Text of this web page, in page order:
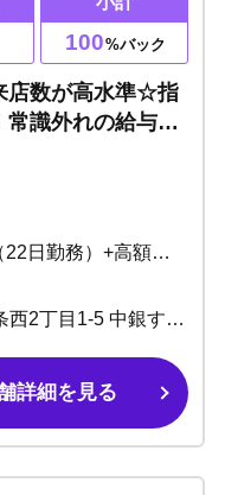
100%バック
店数が高水準☆指
識外れの給与シ
バック ※レギュラー月26日勤務 シフトスタッフ完全自由出勤
北海道札幌市中央区南5条西2丁目1-5 中銀すすきのソシアルビル 7F
詳細を見る